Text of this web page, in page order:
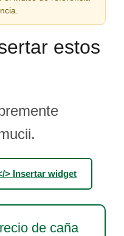
estos
> Insertar widget
de caña